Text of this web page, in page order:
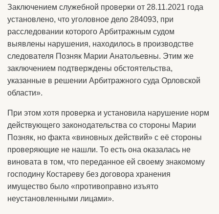
Заключением служебной проверки от 28.11.2021 года
установлено, что уголовное дело 284093, при
расследовании которого Арбитражным судом
выявлены нарушения, находилось в производстве
следователя Позняк Марии Анатольевны. Этим же
заключением подтверждены обстоятельства,
указанные в решении Арбитражного суда Орловской
области».
При этом хотя проверка и установила нарушение норм
действующего законодательства со стороны Марии
Позняк, но факта «виновных действий» с её стороны
проверяющие не нашли. То есть она оказалась не
виновата в том, что переданное ей своему знакомому
господину Костареву без договора хранения
имущество было «противоправно изъято
неустановленными лицами».